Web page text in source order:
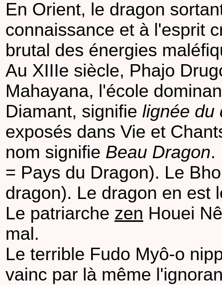
En Orient, le dragon
connaissance et à l'esprit
brutal des énergies
Au XIIIe siècle, Phajo
Mahayana, l'école
Diamant, signifie lignée du
exposés dans Vie et
nom signifie Beau Dragon.
= Pays du Dragon). Le
dragon). Le dragon en est
Le patriarche zen Houei
mal.
Le terrible Fudo Myô-o
vainc par là même